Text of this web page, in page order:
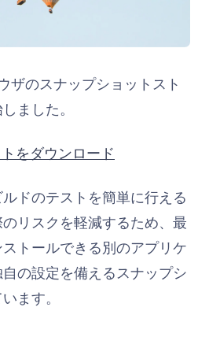
ザのスナップショットスト
ました。
をダウンロード
ドのテストを簡単に行える
リスクを軽減するため、最
トールできる別のアプリケ
の設定を備えるスナップシ
ます。